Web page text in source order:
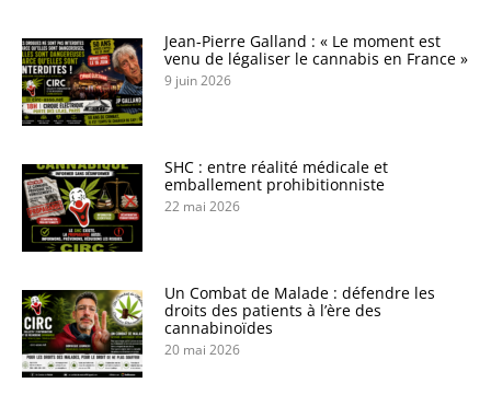
Jean-Pierre Galland : « Le moment est
venu de légaliser le cannabis en France »
9 juin 2026
SHC : entre réalité médicale et
emballement prohibitionniste
22 mai 2026
Un Combat de Malade : défendre les
droits des patients à l’ère des
cannabinoïdes
20 mai 2026